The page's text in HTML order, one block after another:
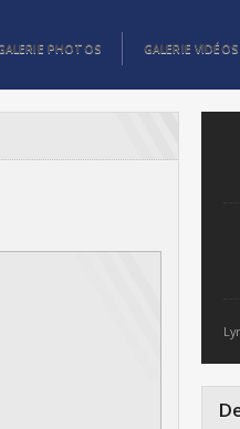
PHOTOS GALERIE VIDÉOS